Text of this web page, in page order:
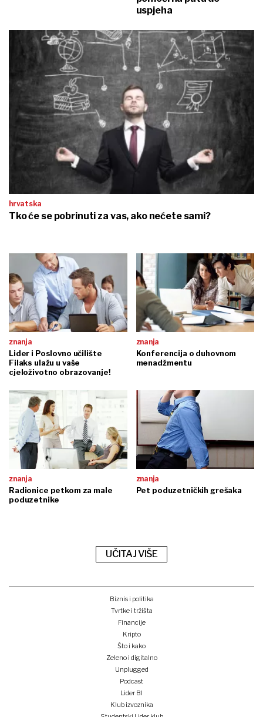
uspjeha
hrvatska
Tko će se pobrinuti za vas, ako nećete sami?
znanja
Lider i Poslovno učilište
Filaks ulažu u vaše
cjeloživotno obrazovanje!
znanja
Konferencija o duhovnom
menadžmentu
znanja
Radionice petkom za male
poduzetnike
znanja
Pet poduzetničkih grešaka
UČITAJ VIŠE
Biznis i politika
Tvrtke i tržišta
Financije
Kripto
Što i kako
Zeleno i digitalno
Unplugged
Podcast
Lider BI
Klub izvoznika